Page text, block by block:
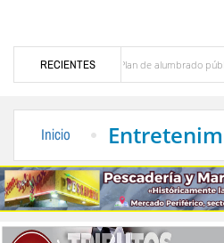
RECIENTESPlan de alumbrado público
Inicio